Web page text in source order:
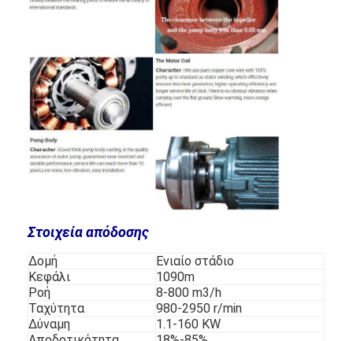
προϊόντα
Βίντεο
Στοιχεία απόδοσης
Δομή
Ενιαίο στάδιο
Κεφάλι
1090m
Ροή
8-800 m3/h
Ταχύτητα
980-2950 r/min
Δύναμη
1.1-160 KW